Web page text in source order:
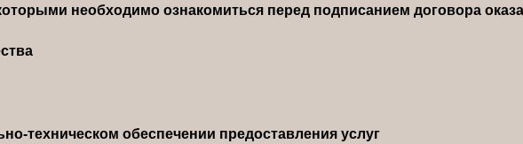
необходимо ознакомиться перед подписанием договора
техническом обеспечении предоставления услуг